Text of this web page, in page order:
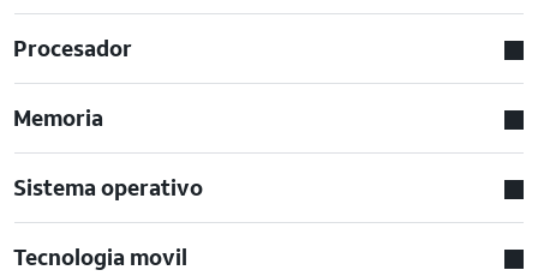
Procesador
Memoria
Sistema operativo
Tecnologia movil